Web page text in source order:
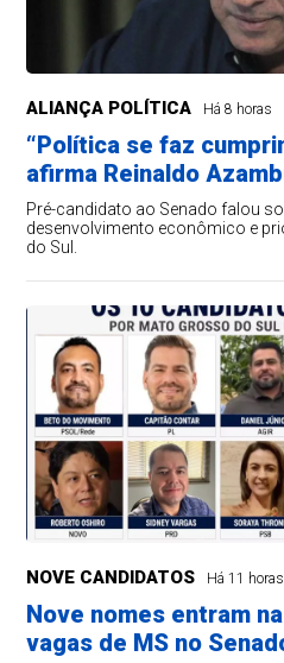
ALIANÇA POLÍTICA Há 8 horas
“Política se faz
afirma Reinaldo
Pré-candidato ao Senado falou
desenvolvimento econômico e
do Sul.
NOVE CANDIDATOS Há 11 horas
Nove nomes entram
vagas de MS no